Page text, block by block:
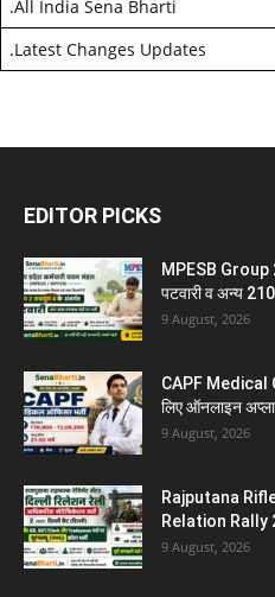
.All India Sena Bharti
.Latest Changes Updates
EDITOR PICKS
MPESB
पटवारी व अन्य
9 August, 2026
CAPF Medical
लिए ऑनलाइन
9 August, 2026
Rajputana
Relation Rally
9 August, 2026